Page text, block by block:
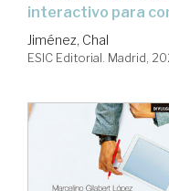
interactivo para
Jiménez, Chal
ESIC Editorial. Madrid,